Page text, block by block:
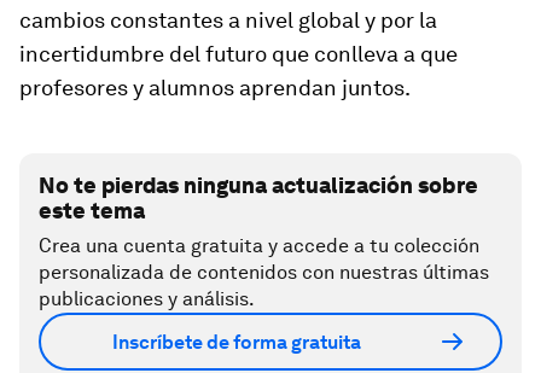
cambios constantes a nivel global y por la
incertidumbre del futuro que conlleva a que
profesores y alumnos aprendan juntos.
No te pierdas ninguna actualización sobre
este tema
Crea una cuenta gratuita y accede a tu colección
personalizada de contenidos con nuestras últimas
publicaciones y análisis.
Inscríbete de forma gratuita